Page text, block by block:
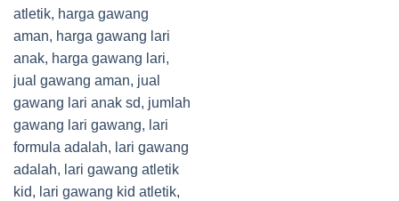
wishlist